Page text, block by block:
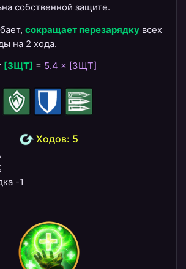
собственной защите.
сокращает перезарядку всех
на 2 хода.
[ЗЩТ] = 5.4 × [ЗЩТ]
Ходов: 5
-1